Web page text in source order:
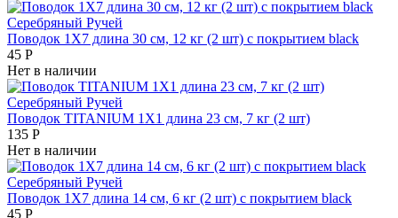
Серебряный Ручей
Поводок 1Х7 длина 30 см, 12 кг (2 шт) с покрытием black
45 Р
Нет в наличии
Серебряный Ручей
Поводок TITANIUM 1Х1 длина 23 см, 7 кг (2 шт)
135 Р
Нет в наличии
Серебряный Ручей
Поводок 1Х7 длина 14 см, 6 кг (2 шт) с покрытием black
45 Р